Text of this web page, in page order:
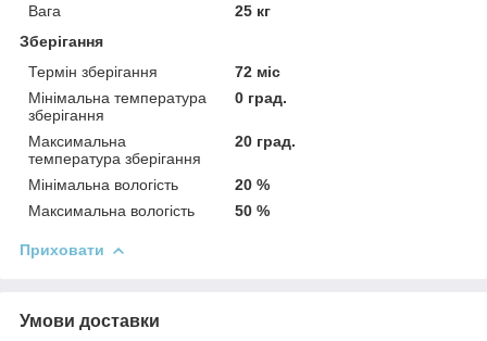
Вага
25 кг
Зберігання
Термін зберігання
72 міс
Мінімальна температура
зберігання
0 град.
Максимальна
температура зберігання
20 град.
Мінімальна вологість
20 %
Максимальна вологість
50 %
Приховати
Умови доставки